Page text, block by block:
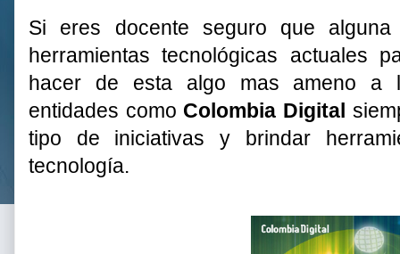
Si eres docente seguro que
herramientas tecnológicas actuales
hacer de esta algo mas ameno a
entidades como Colombia Digital
tipo de iniciativas y brindar
tecnología.